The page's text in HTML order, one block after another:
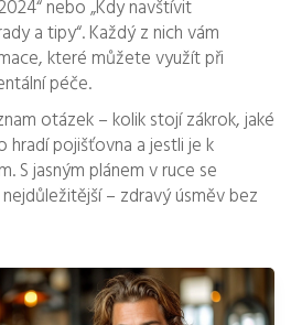
nebo „Kdy navštívit
a tipy“. Každý z nich vám
které můžete využít při
péče.
otázek – kolik stojí zákrok, jaké
pojišťovna a jestli je k
S jasným plánem v ruce se
– zdravý úsměv bez